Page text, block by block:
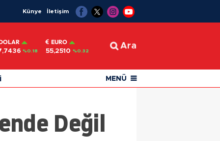
Künye İletişim
%0.18
EURO
55,2510 %0.32
Ara
MENÜ
Değil